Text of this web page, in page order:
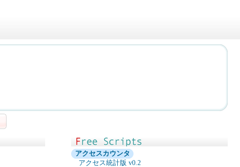
アクセスカウンタ
アクセス統計版 v0.2